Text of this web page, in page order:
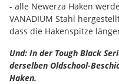
- alle Newerza Haken
VANADIUM Stahl
dass die Hakenspitze
Und: In der Tough Black
derselben Oldschool-
Haken.